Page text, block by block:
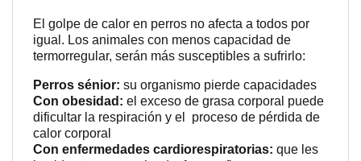
El golpe de calor en perros no afecta a todos por
igual. Los animales con menos capacidad de
termorregular, serán más susceptibles a sufrirlo:
Perros sénior: su organismo pierde capacidades
Con obesidad: el exceso de grasa corporal puede
dificultar la respiración y el proceso de pérdida de
calor corporal
Con enfermedades cardiorespiratorias: que les